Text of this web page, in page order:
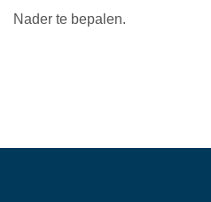
Nader te bepalen.